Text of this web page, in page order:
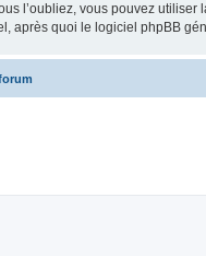
l’oubliez, vous pouvez
après quoi le logiciel phpBB